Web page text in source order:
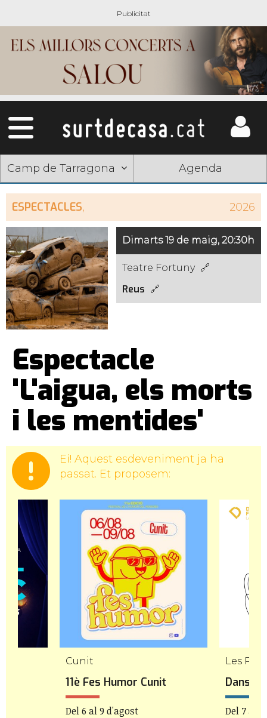
Camp de Tarragona Agenda
ESPECTACLES, 2026
Dimarts 19 de maig, 20:30h
Teatre Fortuny
Reus
Espectacle
'L'aigua, els morts
i les mentides'
Ei! Aquest esdeveniment ja ha
passat. Et proposem:
Cunit
11è Fes Humor Cunit
Del 6 al 9 d'agost
Les
Del 7 al